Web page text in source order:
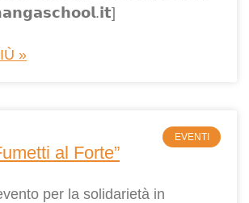
»
EVENTI
al Forte”
per la solidarietà in